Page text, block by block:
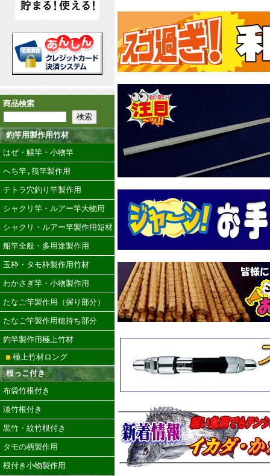
商品検索
釣竿用製作用竹材
はぜ・鱚竿・小物竿
へち竿,筏竿製作用
テトラ穴釣り竿製作用
シャクリ竿・ルアー竿大物用
シャクリ・ルアー竿製作用短材
船竿全般・多用途製作用
玉枠・タモ枠製作用竹材
わかさぎ竿・小物製作用
たなご竿製作用（握り部分）
たなご竿製作用穂持ち部分
釣竿製作用極上竹材
極上竹材ロング
根っこ付き
布袋竹根付き
淡竹根付き
黒竹・紋竹根付き
タモの柄製作用
根付き小物製作用